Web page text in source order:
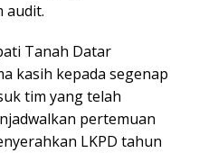
audit.
Tanah Datar
kasih kepada segenap
tim yang telah
pertemuan
LKPD tahun